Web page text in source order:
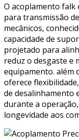
O acoplamento falk
para transmissão
mecânicos,
capacidade de
projetado para
reduz o desgaste e
equipamento. além
oferece
de desalinhamento
durante a
longevidade aos